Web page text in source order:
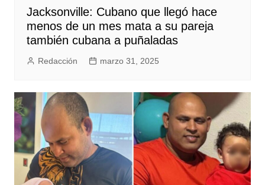
Jacksonville: Cubano que llegó hace
menos de un mes mata a su pareja
también cubana a puñaladas
Redacción marzo 31, 2025